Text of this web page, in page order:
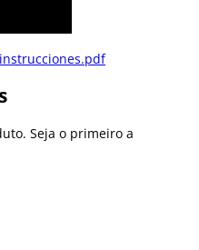
Seja o primeiro a